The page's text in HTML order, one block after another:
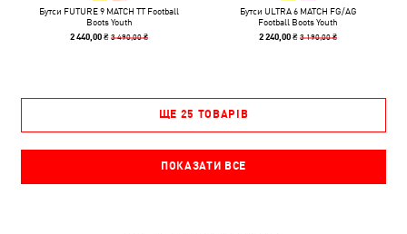
Бутси FUTURE 9 MATCH TT Football
Boots Youth
2 440,00 ₴3 490,00 ₴
Бутси ULTRA 6 MATCH FG/AG
Football Boots Youth
2 240,00 ₴3 190,00 ₴
ЩЕ 25 ТОВАРІВ
ПОКАЗАТИ ВСЕ